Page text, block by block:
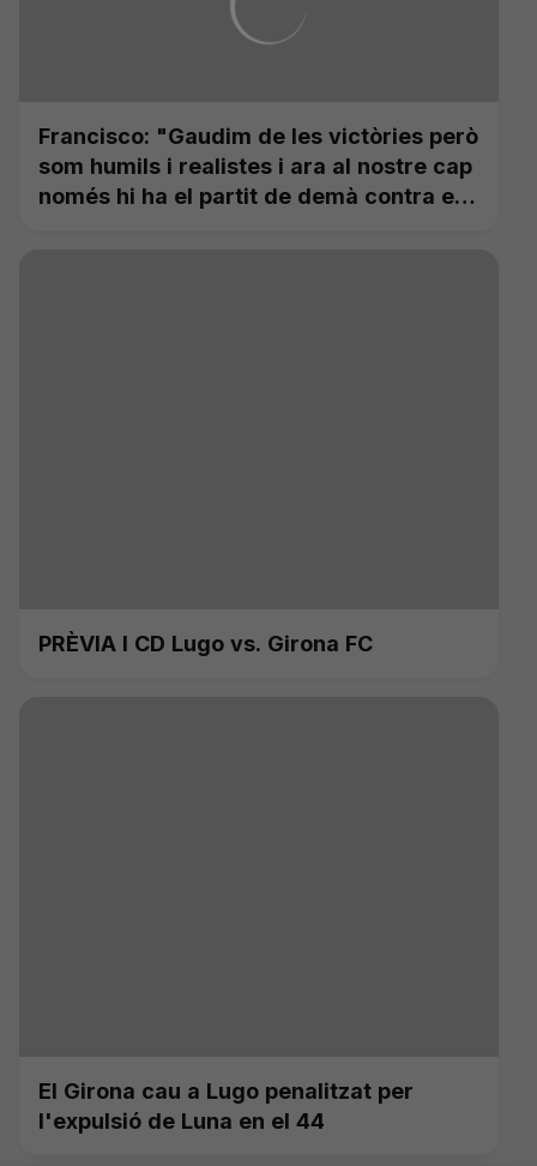
Francisco: "Gaudim de les victòries però
som humils i realistes i ara al nostre cap
només hi ha el partit de demà contra el
PRÈVIA I CD Lugo vs. Girona FC
El Girona cau a Lugo penalitzat per
l'expulsió de Luna en el 44